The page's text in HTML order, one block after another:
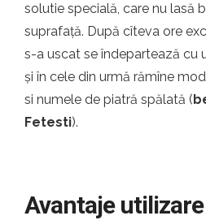
solutie specială, care nu lasă
suprafață. După cîteva ore
s-a uscat se îndepartează cu
și în cele din urmă rămîne
si numele de piatră spălată (
Fetesti).
Avantaje